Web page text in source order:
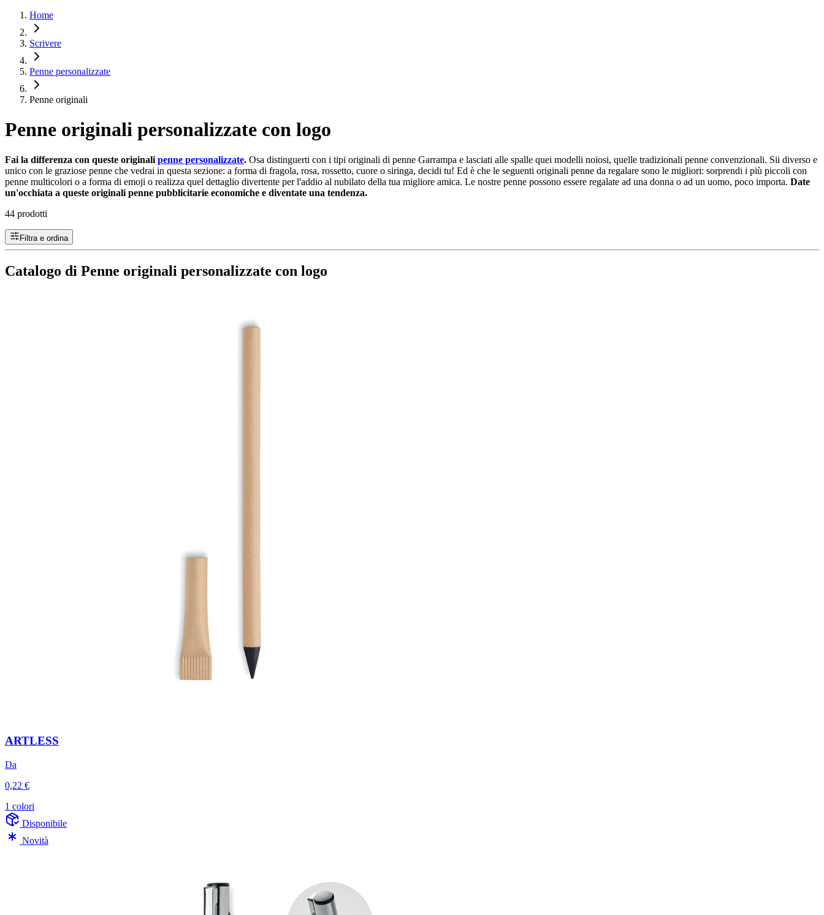
Home
Scrivere
Penne personalizzate
Penne originali
Penne originali personalizzate con logo
Fai la differenza con queste originali penne personalizzate. Osa distinguerti con i tipi originali di penne Garrampa e lasciati alle spalle quei modelli noiosi, quelle tradizionali penne convenzionali. Sii diverso e
unico con le graziose penne che vedrai in questa sezione: a forma di fragola, rosa, rossetto, cuore o siringa, decidi tu! Ed è che le seguenti originali penne da regalare sono le migliori: sorprendi i più piccoli con
penne multicolori o a forma di emoji o realizza quel dettaglio divertente per l'addio al nubilato della tua migliore amica. Le nostre penne possono essere regalate ad una donna o ad un uomo, poco importa. Date
un'occhiata a queste originali penne pubblicitarie economiche e diventate una tendenza.
44 prodotti
Filtra e ordina
Catalogo di Penne originali personalizzate con logo
ARTLESS
Da
0,22 €
1 colori
Disponibile
Novità